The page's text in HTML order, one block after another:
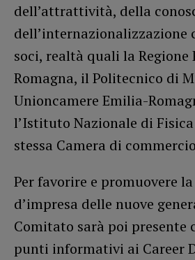
dell’attrattività, della
dell’internazionalizzazione
soci, realtà quali la Regione
Romagna, il Politecnico di
Unioncamere Emilia-
l’Istituto Nazionale di
stessa Camera di
Per favorire e promuovere
d’impresa delle nuove
Comitato sarà poi presente
punti informativi ai Career